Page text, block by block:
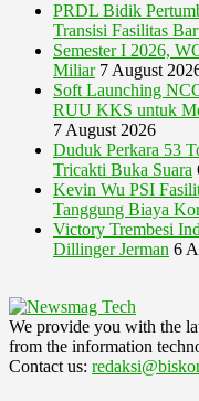
PRDL Bidik
Transisi Fasilitas
Semester I 2026,
Miliar 7 August
Soft Launching
RUU KKS untuk
7 August 2026
Duduk Perkara 53
Tricakti Buka Suara
Kevin Wu PSI
Tanggung Biaya
Victory Trembesi
Dillinger Jerman 6
We provide you with the
from the information
Contact us: